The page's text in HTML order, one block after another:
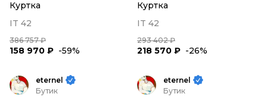
Куртка
IT 42
386 757 ₽
158 970 ₽ -59%
Куртка
IT 42
293 402 ₽
218 570 ₽ -26%
eternel
Бутик
eternel
Бутик